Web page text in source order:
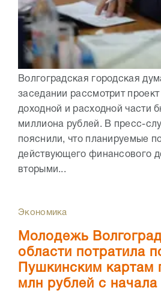
Волгоградская городская
заседании рассмотрит
доходной и расходной части
миллиона рублей. В пресс-
пояснили, что планируемые
действующего финансового
вторыми...
Экономика
Молодежь
области потратила
Пушкинским картам
млн рублей с начала